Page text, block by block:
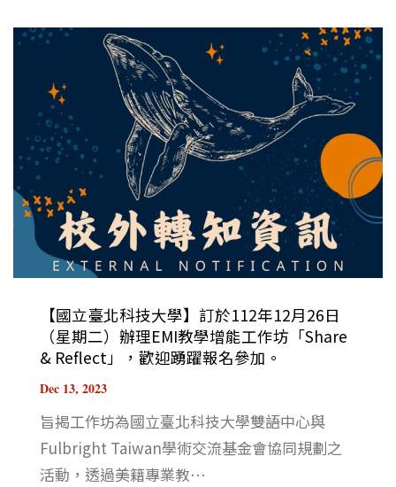
【國立臺北科技大學】訂於112年12月26日
（星期二）辦理EMI教學增能工作坊「Share
& Reflect」，歡迎踴躍報名參加。
Dec 13, 2023
旨揭工作坊為國立臺北科技大學雙語中心與
Fulbright Taiwan學術交流基金會協同規劃之
活動，透過美籍專業教⋯